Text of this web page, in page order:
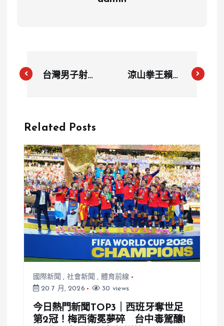
台灣男子射箭
懊悔承責：我
涼山拳王賴主
Related Posts
國際新聞 , 社會新聞 , 體育前線
20 7 月, 2026
30 views
今日熱門新聞TOP3｜西班牙奪世足
第2冠！梅西衛冕夢碎 台中毒駕釀1